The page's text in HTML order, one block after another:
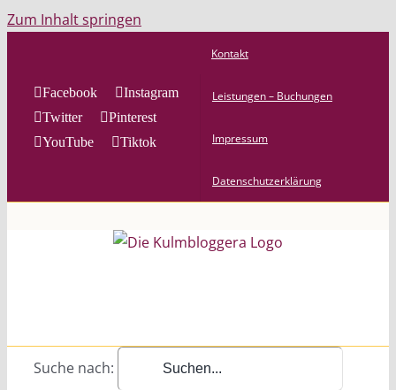
Zum Inhalt springen
Facebook
Instagram
Twitter
Pinterest
YouTube
Tiktok
Kontakt
Leistungen – Buchungen
Impressum
Datenschutzerklärung
Suche nach: